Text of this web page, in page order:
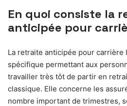
En quoi consiste la
anticipée pour
La retraite anticipée pour
spécifique permettant aux
travailler très tôt de partir en
classique. Elle concerne les
nombre important de trimestres,